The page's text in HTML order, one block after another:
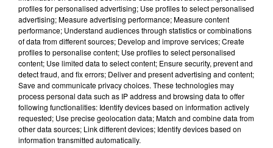
3 Croisez les doigts 🤞
Jusqu'au dimanche 7 juin
🌞 Votre prochain voyage commence peut-être aujourd'hui...
A LA UNE
8 août 2026
profiles for personalised advertising; Use profiles to select personalised
advertising; Measure advertising performance; Measure content
performance; Understand audiences through statistics or combinations
of data from different sources; Develop and improve services; Create
profiles to personalise content; Use profiles to select personalised
content; Use limited data to select content; Ensure security, prevent and
detect fraud, and fix errors; Deliver and present advertising and content;
Save and communicate privacy choices. These technologies may
process personal data such as IP address and browsing data to offer
following functionalities: Identify devices based on information actively
requested; Use precise geolocation data; Match and combine data from
other data sources; Link different devices; Identify devices based on
information transmitted automatically.